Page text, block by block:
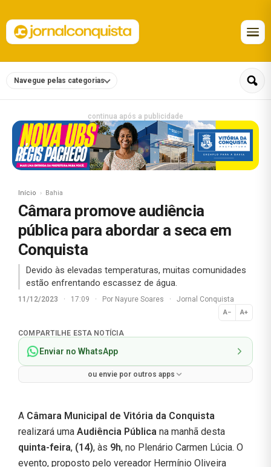
Navegue pelas categorias
continua após a publicidade
Início Bahia
Câmara promove audiência
pública para abordar a seca em
Conquista
Devido às elevadas temperaturas, muitas comunidades
estão enfrentando escassez de água.
11/12/2023 · 17:09 · Por Nayure Soares · Jornal Conquista
A− A+
Normal
COMPARTILHE ESTA NOTÍCIA
Enviar no WhatsApp
ou envie por outros apps
A Câmara Municipal de Vitória da Conquista
realizará uma Audiência Pública na manhã desta
quinta-feira, (14), às 9h, no Plenário Carmen Lúcia. O
evento, proposto pelo vereador Hermínio Oliveira